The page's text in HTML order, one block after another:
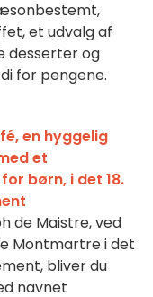
et udvalg af
desserter og
for pengene.
en hyggelig
et
børn, i det 18.
de Maistre, ved
Montmartre i det
bliver du
navnet